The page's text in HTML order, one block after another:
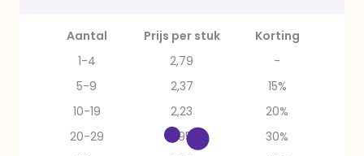
Aantal Prijs per stuk
Korting
1-4
2,79
-
5-9
2,37
15%
10-19
2,23
20%
20-29
1,95
30%